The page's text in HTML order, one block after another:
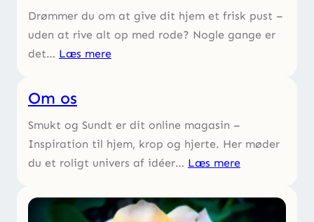
Drømmer du om at give dit hjem et frisk pust –
uden at rive alt op med rode? Nogle gange er
det… Læs mere
Om os
Smukt og Sundt er dit online magasin –
Inspiration til hjem, krop og hjerte. Her møder
du et roligt univers af idéer… Læs mere